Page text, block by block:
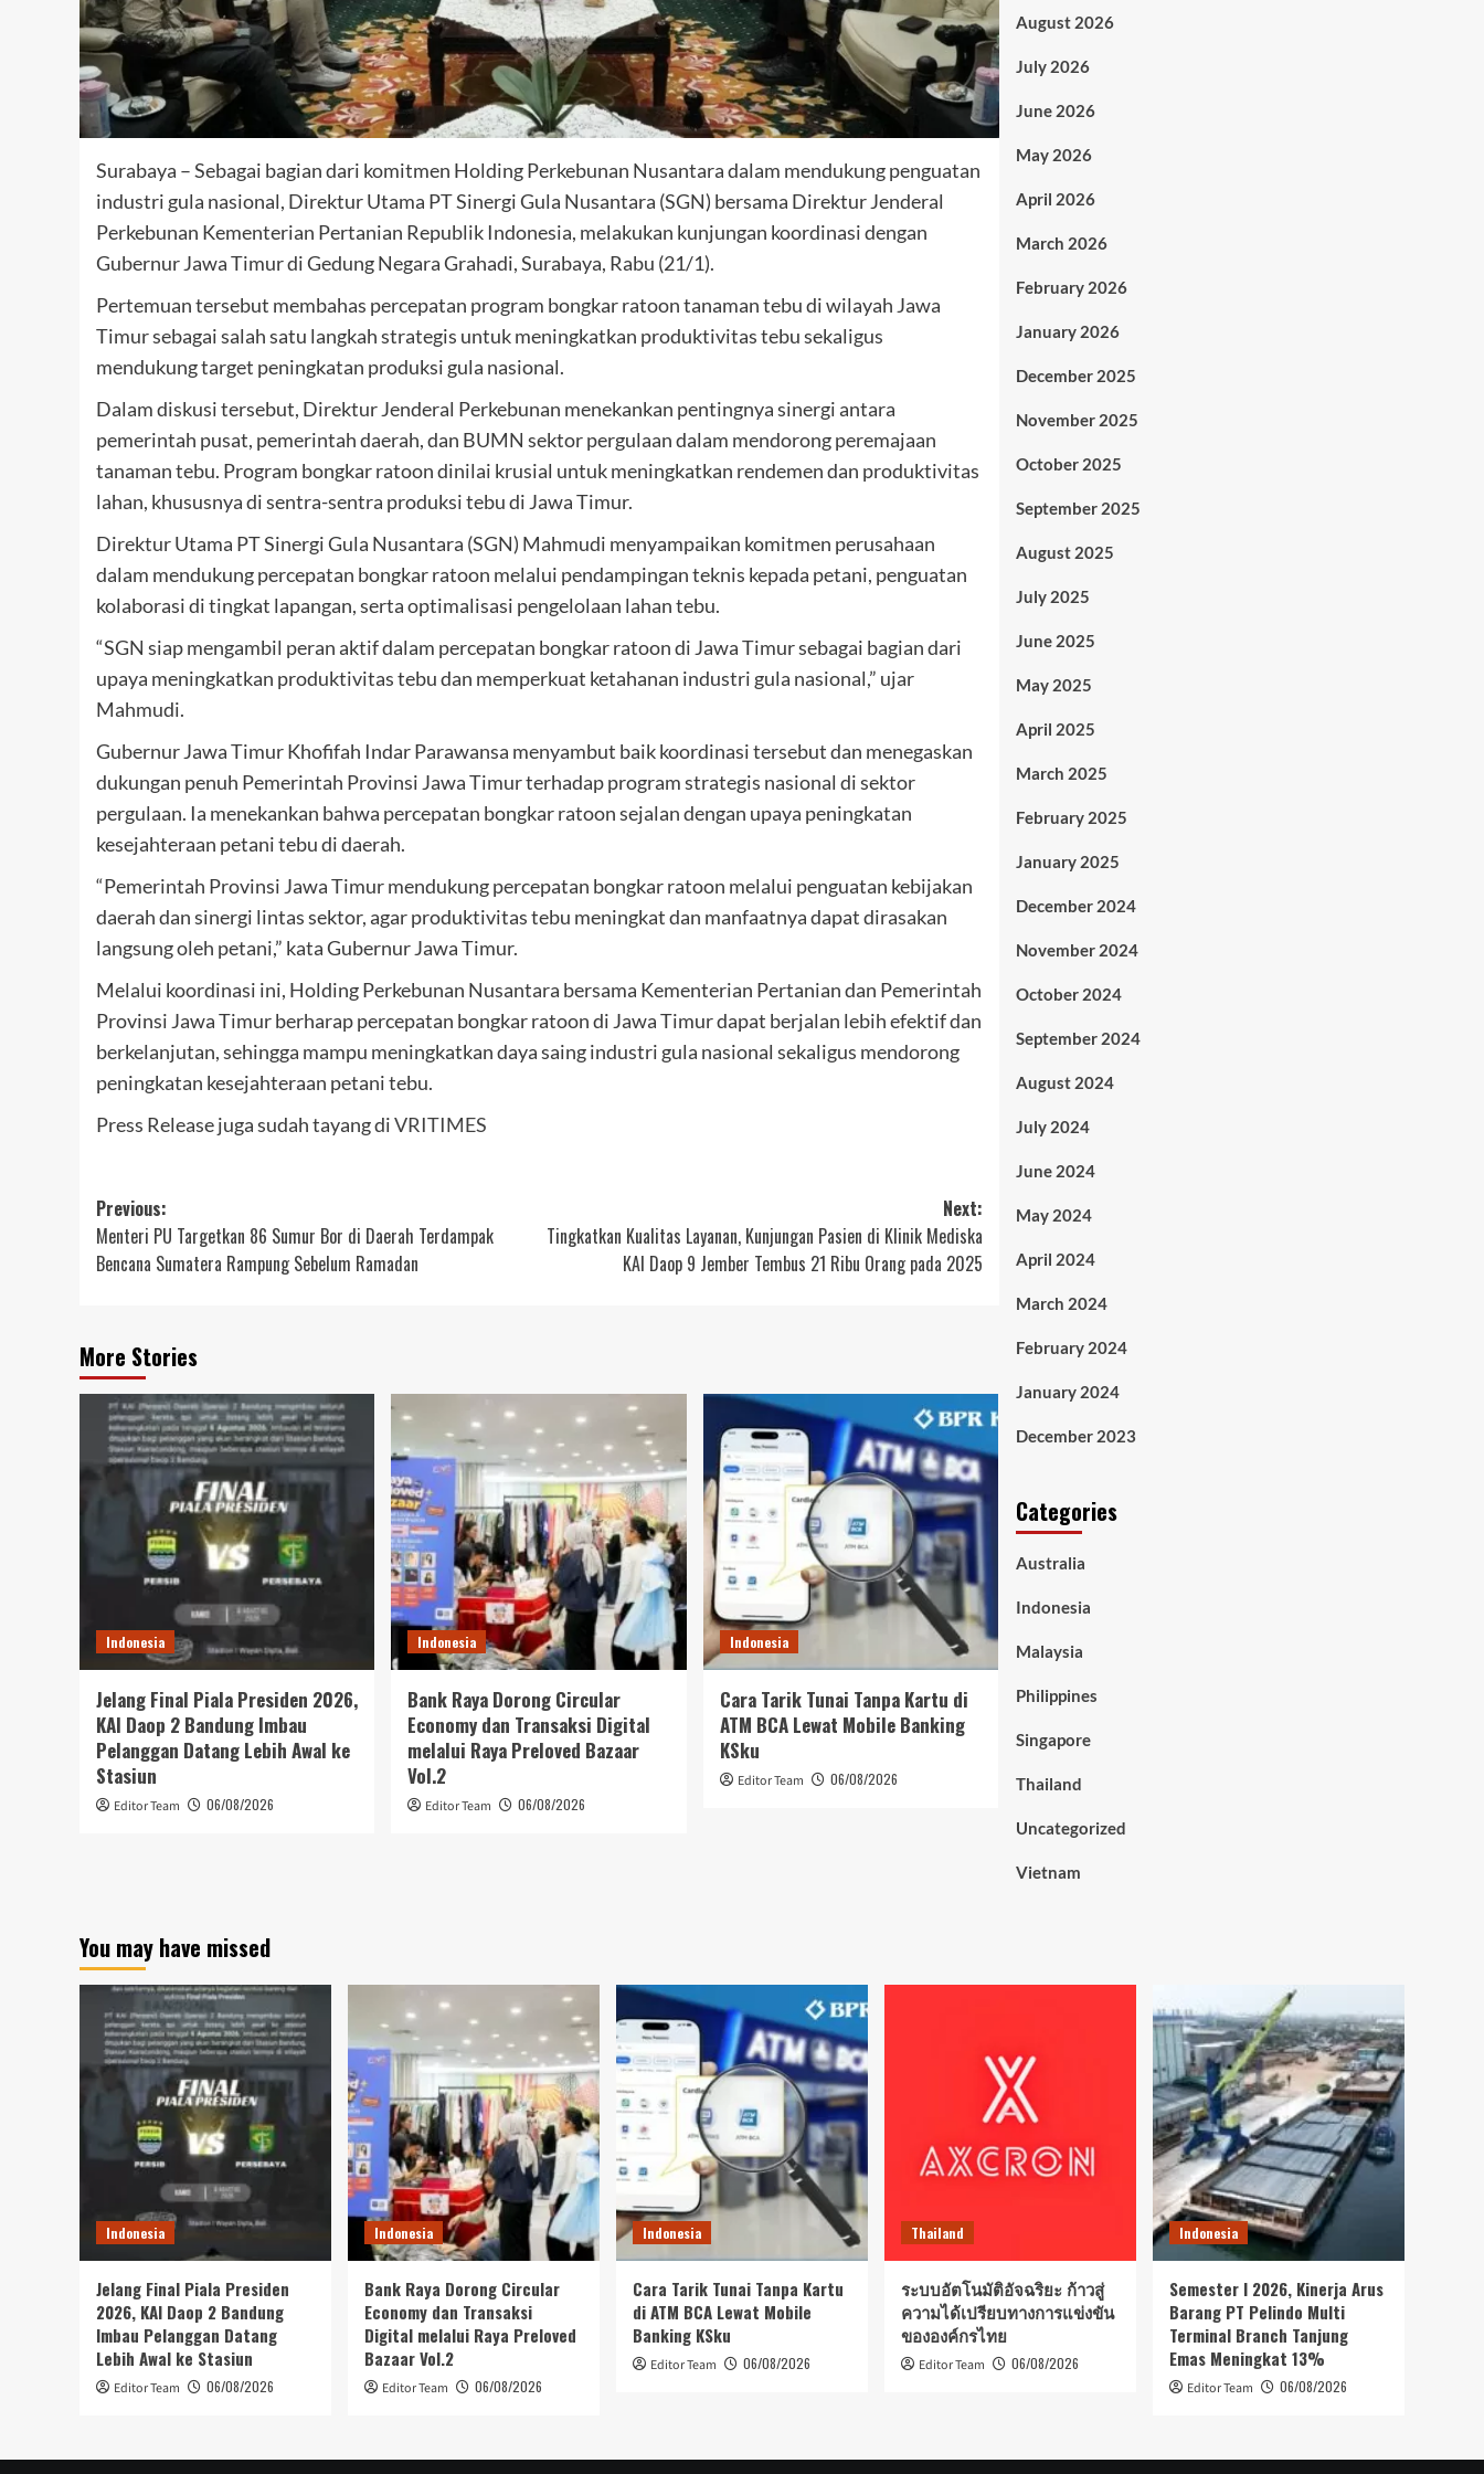
Surabaya – Sebagai bagian dari komitmen Holding Perkebunan Nusantara dalam mendukung penguatan
industri gula nasional, Direktur Utama PT Sinergi Gula Nusantara (SGN) bersama Direktur Jenderal
Perkebunan Kementerian Pertanian Republik Indonesia, melakukan kunjungan koordinasi dengan
Gubernur Jawa Timur di Gedung Negara Grahadi, Surabaya, Rabu (21/1).
Pertemuan tersebut membahas percepatan program bongkar ratoon tanaman tebu di wilayah Jawa
Timur sebagai salah satu langkah strategis untuk meningkatkan produktivitas tebu sekaligus
mendukung target peningkatan produksi gula nasional.
Dalam diskusi tersebut, Direktur Jenderal Perkebunan menekankan pentingnya sinergi antara
pemerintah pusat, pemerintah daerah, dan BUMN sektor pergulaan dalam mendorong peremajaan
tanaman tebu. Program bongkar ratoon dinilai krusial untuk meningkatkan rendemen dan produktivitas
lahan, khususnya di sentra-sentra produksi tebu di Jawa Timur.
Direktur Utama PT Sinergi Gula Nusantara (SGN) Mahmudi menyampaikan komitmen perusahaan
dalam mendukung percepatan bongkar ratoon melalui pendampingan teknis kepada petani, penguatan
kolaborasi di tingkat lapangan, serta optimalisasi pengelolaan lahan tebu.
“SGN siap mengambil peran aktif dalam percepatan bongkar ratoon di Jawa Timur sebagai bagian dari
upaya meningkatkan produktivitas tebu dan memperkuat ketahanan industri gula nasional,” ujar
Mahmudi.
Gubernur Jawa Timur Khofifah Indar Parawansa menyambut baik koordinasi tersebut dan menegaskan
dukungan penuh Pemerintah Provinsi Jawa Timur terhadap program strategis nasional di sektor
pergulaan. Ia menekankan bahwa percepatan bongkar ratoon sejalan dengan upaya peningkatan
kesejahteraan petani tebu di daerah.
“Pemerintah Provinsi Jawa Timur mendukung percepatan bongkar ratoon melalui penguatan kebijakan
daerah dan sinergi lintas sektor, agar produktivitas tebu meningkat dan manfaatnya dapat dirasakan
langsung oleh petani,” kata Gubernur Jawa Timur.
Melalui koordinasi ini, Holding Perkebunan Nusantara bersama Kementerian Pertanian dan Pemerintah
Provinsi Jawa Timur berharap percepatan bongkar ratoon di Jawa Timur dapat berjalan lebih efektif dan
berkelanjutan, sehingga mampu meningkatkan daya saing industri gula nasional sekaligus mendorong
peningkatan kesejahteraan petani tebu.
Press Release juga sudah tayang diVRITIMES
Post
navigation
Previous:
Menteri PU Targetkan 86 Sumur Bor di Daerah Terdampak
Bencana Sumatera Rampung Sebelum Ramadan
Next:
Tingkatkan Kualitas Layanan, Kunjungan Pasien di Klinik Mediska
KAI Daop 9 Jember Tembus 21 Ribu Orang pada 2025
More Stories
Indonesia
Jelang Final Piala Presiden 2026,
KAI Daop 2 Bandung Imbau
Pelanggan Datang Lebih Awal ke
Stasiun
Editor Team 06/08/2026
Indonesia
Bank Raya Dorong Circular
Economy dan Transaksi Digital
melalui Raya Preloved Bazaar
Vol.2
Editor Team 06/08/2026
Indonesia
Cara Tarik Tunai Tanpa Kartu di
ATM BCA Lewat Mobile Banking
KSku
Editor Team 06/08/2026
August 2026
July 2026
June 2026
May 2026
April 2026
March 2026
February 2026
January 2026
December 2025
November 2025
October 2025
September 2025
August 2025
July 2025
June 2025
May 2025
April 2025
March 2025
February 2025
January 2025
December 2024
November 2024
October 2024
September 2024
August 2024
July 2024
June 2024
May 2024
April 2024
March 2024
February 2024
January 2024
December 2023
Categories
Australia
Indonesia
Malaysia
Philippines
Singapore
Thailand
Uncategorized
Vietnam
You may have missed
Indonesia
Jelang Final Piala Presiden
2026, KAI Daop 2 Bandung
Imbau Pelanggan Datang
Lebih Awal ke Stasiun
Editor Team 06/08/2026
Indonesia
Bank Raya Dorong Circular
Economy dan Transaksi
Digital melalui Raya Preloved
Bazaar Vol.2
Editor Team 06/08/2026
Indonesia
Cara Tarik Tunai Tanpa Kartu
di ATM BCA Lewat Mobile
Banking KSku
Editor Team 06/08/2026
Thailand
ระบบอัตโนมัติอัจฉริยะ ก้าวสู่
ความได้เปรียบทางการแข่งขัน
ขององค์กรไทย
Editor Team 06/08/2026
Indonesia
Semester I 2026, Kinerja Arus
Barang PT Pelindo Multi
Terminal Branch Tanjung
Emas Meningkat 13%
Editor Team 06/08/2026